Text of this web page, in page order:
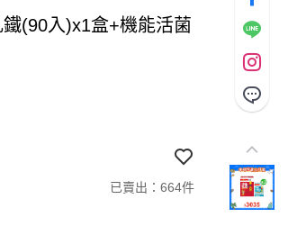
鐵(90入)x1盒+機能活菌
已賣出：664件